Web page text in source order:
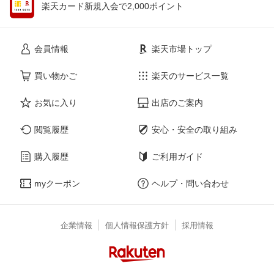
楽天カード新規入会で2,000ポイント
会員情報
買い物かご
お気に入り
閲覧履歴
購入履歴
myクーポン
楽天市場トップ
楽天のサービス一覧
出店のご案内
安心・安全の取り組み
ご利用ガイド
ヘルプ・問い合わせ
企業情報 個人情報保護方針 採用情報